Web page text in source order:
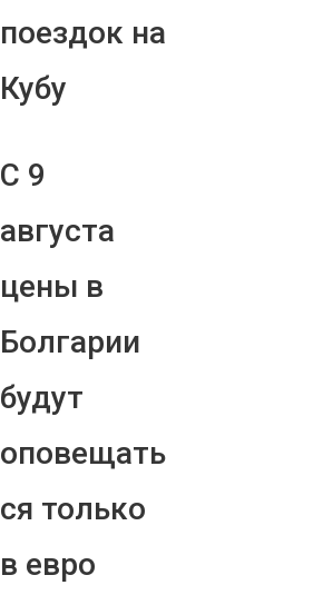
поездок на
Кубу
С 9
августа
цены в
Болгарии
будут
оповещать
ся только
в евро